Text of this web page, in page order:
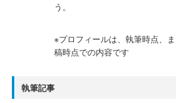
う。
※プロフィールは、執筆時点、
稿時点での内容です
執筆記事